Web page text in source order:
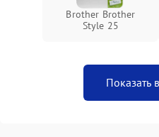
Brother Brother
Style 25
Показать